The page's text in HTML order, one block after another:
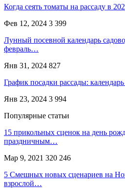
Когда сеять томаты на рассаду в
Фев 12, 2024 3 399
Лунный посевной календарь
февраль…
Янв 31, 2024 827
График посадки рассады:
Янв 23, 2024 3 994
Популярные статьи
15 прикольных сценок на день
праздничным…
Мар 9, 2021 320 246
5 Смешных новых сценариев на
взрослой…